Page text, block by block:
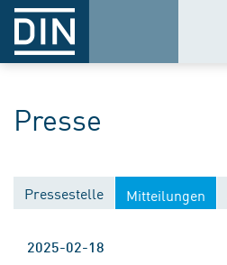
Presse
Pressestelle Mitteilungen
2025-02-18